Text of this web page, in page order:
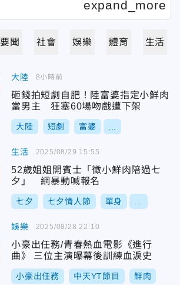
要聞 社會 娛樂 體育 生活
大陸
砸錢拍短劇自肥！陸富婆指定小鮮肉
當男主 狂塞60場吻戲遭下架
大陸 短劇 富婆
8小時前
生活
52歲姐姐開賓士「徵小鮮肉陪過七
夕」 網暴動喊報名
七夕 七夕情人節 單身
2025/08/29 15:55
娛樂
小豪出任務/青春熱血電影《進行
曲》 三位主演曝幕後訓練血淚史
小豪出任務 中天YT節目 鮮肉
2025/08/28 22:10